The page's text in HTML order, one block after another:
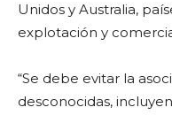
Unidos y Australia,
explotación y
“Se debe evitar la
desconocidas,